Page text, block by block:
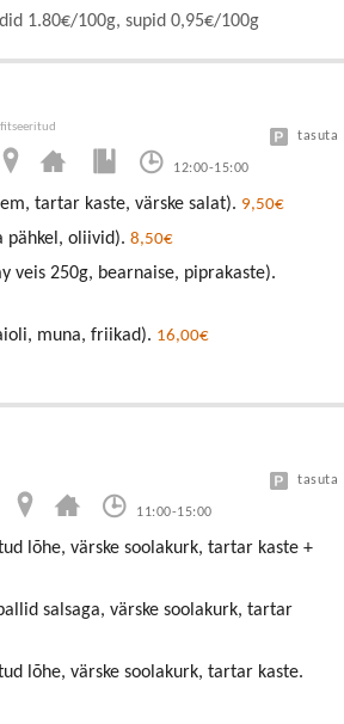
1.80€/100g, supid 0,95€/100g
12:00-15:00
tasuta
tartar kaste, värske salat). 9,50€
pähkel, oliivid). 8,50€
veis 250g, bearnaise, piprakaste).
muna, friikad). 16,00€
11:00-15:00
tasuta
lõhe, värske soolakurk, tartar kaste +
salsaga, värske soolakurk, tartar
lõhe, värske soolakurk, tartar kaste.